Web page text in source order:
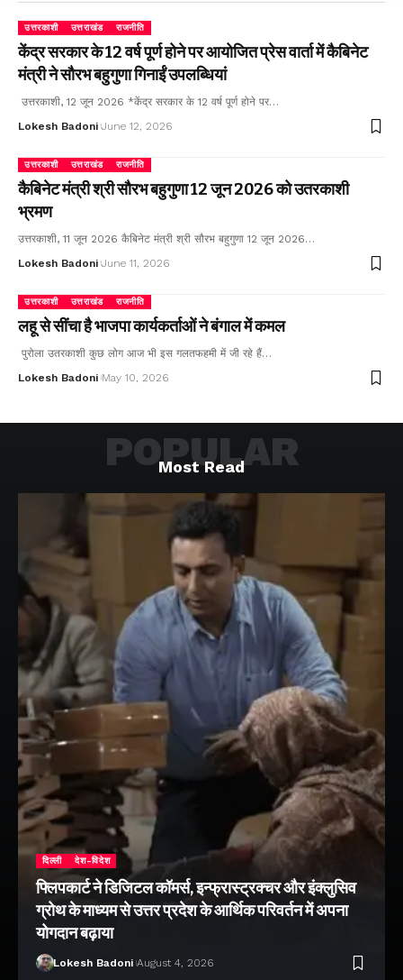
उत्तरकाशी उत्तराखंड राजनीति
केंद्र सरकार के 12 वर्ष पूर्ण होने पर आयोजित प्रेस वार्ता में कैबिनेट
मंत्री ने सौरभ बहुगुणा गिनाईं उपलब्धियां
उत्तरकाशी, 12 जून 2026 *केंद्र सरकार के 12 वर्ष पूर्ण होने पर…
Lokesh Badoni June 12, 2026
उत्तरकाशी उत्तराखंड राजनीति
कैबिनेट मंत्री श्री सौरभ बहुगुणा 12 जून 2026 को उतरकाशी
भ्रमण
उत्तरकाशी, 11 जून 2026 कैबिनेट मंत्री श्री सौरभ बहुगुणा 12 जून 2026…
Lokesh Badoni June 11, 2026
उत्तरकाशी उत्तराखंड राजनीति
लहू से सींचा है भाजपा कार्यकर्ताओं ने बंगाल में कमल
पुरोला उतरकाशी कुछ लोग आज भी इस गलतफहमी में जी रहे हैं…
Lokesh Badoni May 10, 2026
Most Read
POPULAR
दिल्ली देश-विदेश
फ्लिपकार्ट ने डिजिटल कॉमर्स, इन्फ्रास्ट्रक्चर और इंक्लुसिव
ग्रोथ के माध्यम से उत्तर प्रदेश के आर्थिक परिवर्तन में अपना
योगदान बढ़ाया
Lokesh Badoni August 4, 2026